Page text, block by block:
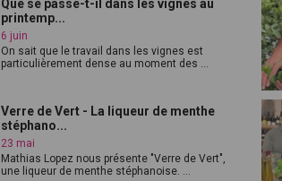
Que se passe-t-il dans les vignes au
printemp...
6 juin
On sait que le travail dans les vignes est
particulièrement dense au moment des ...
Verre de Vert - La liqueur de menthe
stéphano...
23 mai
Mathias Lopez nous présente "Verre de Vert",
une liqueur de menthe stéphanoise. ...